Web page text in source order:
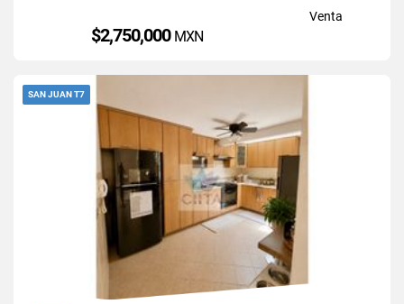
Venta
$2,750,000 MXN
SAN JUAN T7